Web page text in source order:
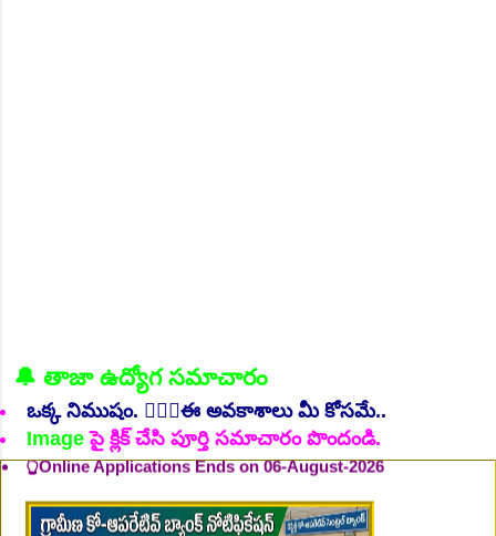
🔔 తాజా ఉద్యోగ సమాచారం
ఒక్క నిముషం. 💁🏻‍♂️ఈ అవకాశాలు మీ కోసమే..
Imageపై క్లిక్ చేసి పూర్తి సమాచారం పొందండి.
👆Online Applications Ends on 06-August-2026